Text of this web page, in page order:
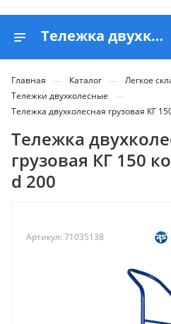
Тележка двухколесная грузовая КГ 150 колёса литые d 200 - продажа в Белапекс
Главная — Каталог — Легкое
Тележки двухколесные —
Тележка двухколесная грузовая КГ
Тележка
грузовая КГ 150
d 200
Артикул: 71035138